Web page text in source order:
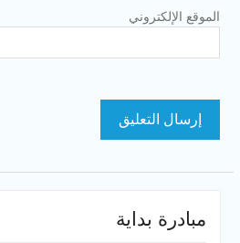
الموقع الإلكتروني
مبادرة بداية